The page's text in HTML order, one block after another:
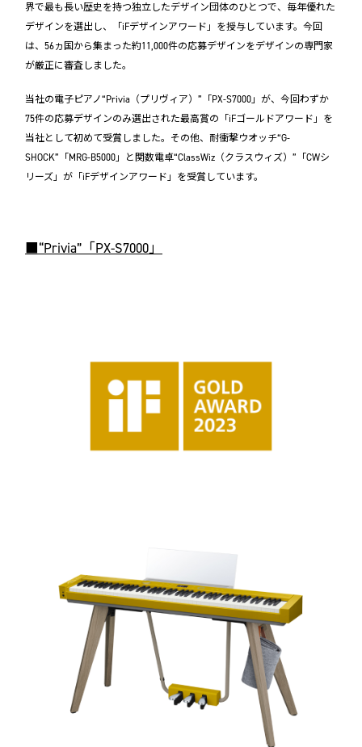
界で最も長い歴史を持つ独立したデザイン団体のひとつで、毎年優れた
デザインを選出し、「iFデザインアワード」を授与しています。今回
は、56ヵ国から集まった約11,000件の応募デザインをデザインの専門家
が厳正に審査しました。
当社の電子ピアノ“Privia（プリヴィア）”「PX-S7000」が、今回わずか
75件の応募デザインのみ選出された最高賞の「iFゴールドアワード」を
当社として初めて受賞しました。その他、耐衝撃ウオッチ“G-
SHOCK”「MRG-B5000」と関数電卓“ClassWiz（クラスウィズ）”「CWシ
リーズ」が「iFデザインアワード」を受賞しています。
■“Privia”「PX-S7000」